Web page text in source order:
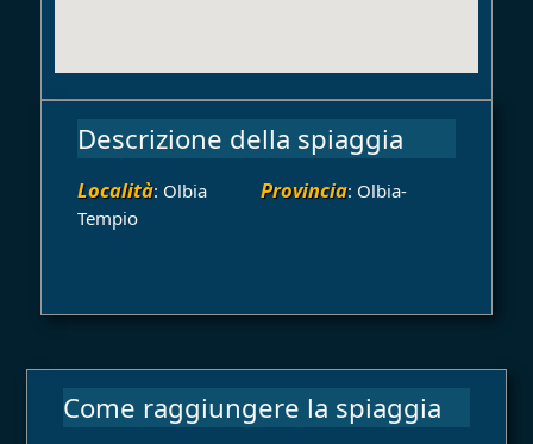
Descrizione della spiaggia
Località: Olbia Provincia: Olbia-
Tempio
Come raggiungere la spiaggia